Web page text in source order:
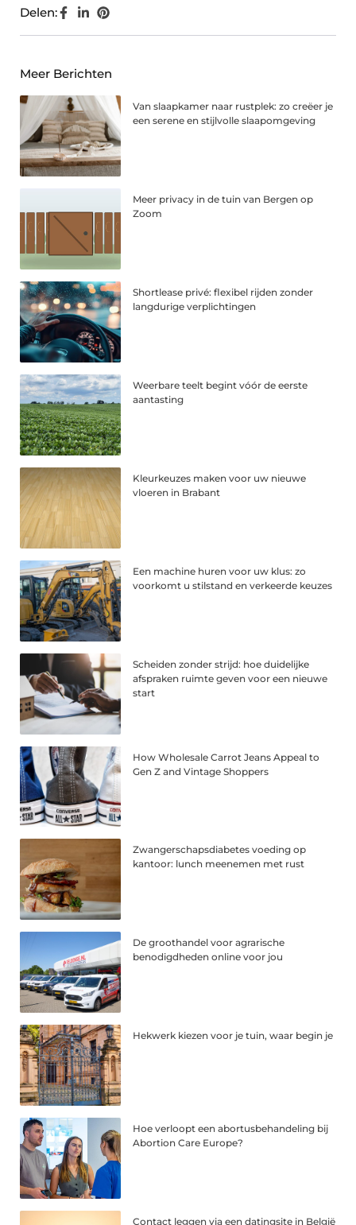
Delen:
Meer Berichten
Van slaapkamer naar rustplek: zo creëer je
een serene en stijlvolle slaapomgeving
Meer privacy in de tuin van Bergen op
Zoom
Shortlease privé: flexibel rijden zonder
langdurige verplichtingen
Weerbare teelt begint vóór de eerste
aantasting
Kleurkeuzes maken voor uw nieuwe
vloeren in Brabant
Een machine huren voor uw klus: zo
voorkomt u stilstand en verkeerde keuzes
Scheiden zonder strijd: hoe duidelijke
afspraken ruimte geven voor een nieuwe
start
How Wholesale Carrot Jeans Appeal to
Gen Z and Vintage Shoppers
Zwangerschapsdiabetes voeding op
kantoor: lunch meenemen met rust
De groothandel voor agrarische
benodigdheden online voor jou
Hekwerk kiezen voor je tuin, waar begin je
Hoe verloopt een abortusbehandeling bij
Abortion Care Europe?
Contact leggen via een datingsite in België